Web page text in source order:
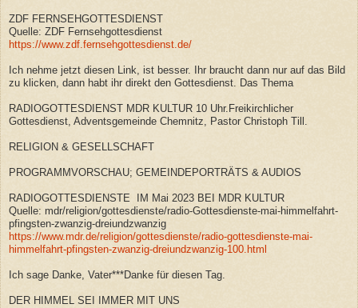
ZDF FERNSEHGOTTESDIENST
Quelle: ZDF Fernsehgottesdienst
https://www.zdf.fernsehgottesdienst.de/
Ich nehme jetzt diesen Link, ist besser. Ihr braucht dann nur auf das Bild
zu klicken, dann habt ihr direkt den Gottesdienst. Das Thema
RADIOGOTTESDIENST MDR KULTUR 10 Uhr.Freikirchlicher
Gottesdienst, Adventsgemeinde Chemnitz, Pastor Christoph Till.
RELIGION & GESELLSCHAFT
PROGRAMMVORSCHAU; GEMEINDEPORTRÄTS & AUDIOS
RADIOGOTTESDIENSTE IM Mai 2023 BEI MDR KULTUR
Quelle: mdr/religion/gottesdienste/radio-Gottesdienste-mai-himmelfahrt-
pfingsten-zwanzig-dreiundzwanzig
https://www.mdr.de/religion/gottesdienste/radio-gottesdienste-mai-
himmelfahrt-pfingsten-zwanzig-dreiundzwanzig-100.html
Ich sage Danke, Vater***Danke für diesen Tag.
DER HIMMEL SEI IMMER MIT UNS